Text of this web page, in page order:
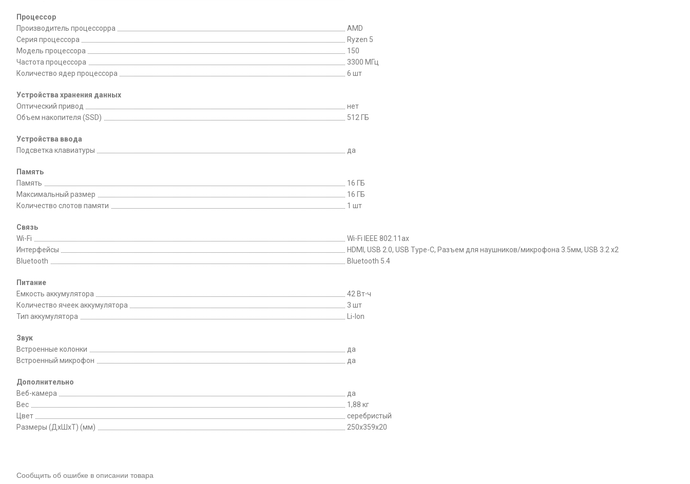
Процессор
Производитель процессорра
AMD
Серия процессора
Ryzen 5
Модель процессора
150
Частота процессора
3300 МГц
Количество ядер процессора
6 шт
Устройства хранения данных
Оптический привод
нет
Объем накопителя (SSD)
512 ГБ
Устройства ввода
Подсветка клавиатуры
да
Память
Память
16 ГБ
Максимальный размер
16 ГБ
Количество слотов памяти
1 шт
Связь
Wi-Fi
Wi-Fi IEEE 802.11ax
Интерфейсы
HDMI, USB 2.0, USB Type-C, Разъем для наушников/микрофона 3.5мм, USB 3.2 х2
Bluetooth
Bluetooth 5.4
Питание
Емкость аккумулятора
42 Вт⋅ч
Количество ячеек аккумулятора
3 шт
Тип аккумулятора
Li-Ion
Звук
Встроенные колонки
да
Встроенный микрофон
да
Дополнительно
Веб-камера
да
Вес
1,88 кг
Цвет
серебристый
Размеры (ДхШхТ) (мм)
250x359x20
Сообщить об ошибке в описании товара